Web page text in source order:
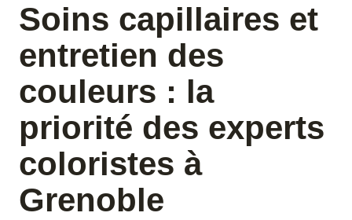
Soins capillaires et
entretien des
couleurs : la
priorité des experts
coloristes à
Grenoble